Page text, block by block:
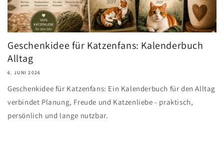
Geschenkidee für Katzenfans: Kalenderbuch
Alltag
6. JUNI 2026
Geschenkidee für Katzenfans: Ein Kalenderbuch für den Alltag
verbindet Planung, Freude und Katzenliebe - praktisch,
persönlich und lange nutzbar.